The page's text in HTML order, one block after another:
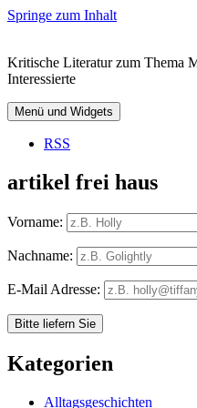
Springe zum Inhalt
Kritische Literatur zum Thema
Interessierte
Menü und Widgets
RSS
artikel frei haus
Vorname:
Nachname:
E-Mail Adresse:
Kategorien
Alltagsgeschichten